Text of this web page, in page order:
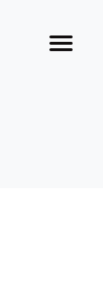
visitar.
para te